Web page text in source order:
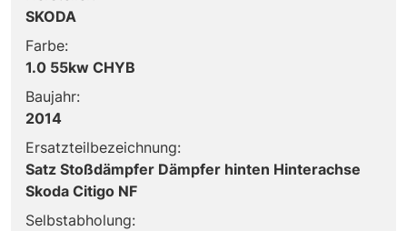
SKODA
Farbe:
1.0 55kw CHYB
Baujahr:
2014
Ersatzteilbezeichnung:
Satz Stoßdämpfer Dämpfer hinten Hinterachse
Skoda Citigo NF
Selbstabholung: